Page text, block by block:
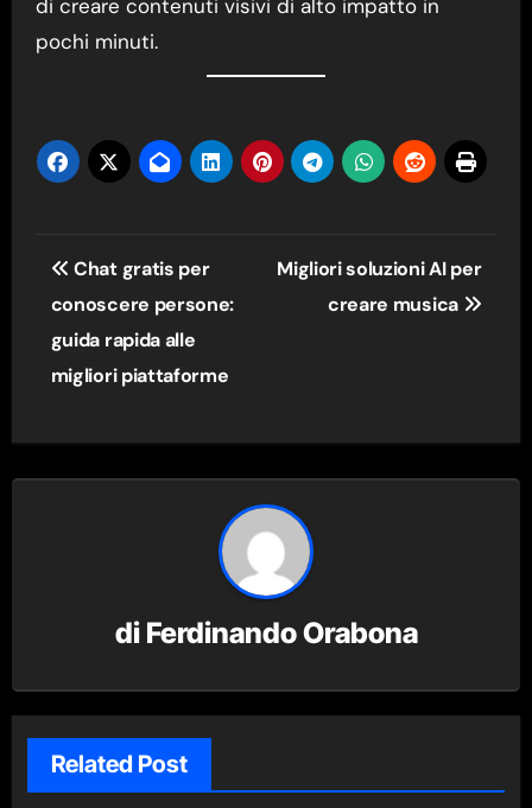
di creare contenuti visivi di alto impatto in
pochi minuti.
Navigazione
articoli
Chat gratis per
conoscere persone:
guida rapida alle
migliori piattaforme
Migliori soluzioni AI per
creare musica
di Ferdinando Orabona
Related Post